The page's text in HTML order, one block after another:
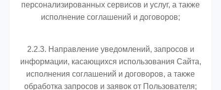
персонализированных сервисов и услуг, а также
исполнение соглашений и договоров;
2.2.3. Направление уведомлений, запросов и
информации, касающихся использования Сайта,
исполнения соглашений и договоров, а также
обработка запросов и заявок от Пользователя;